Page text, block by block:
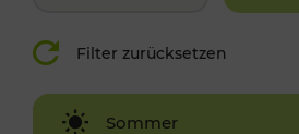
Filter zurücksetzen
Sommer
Winter